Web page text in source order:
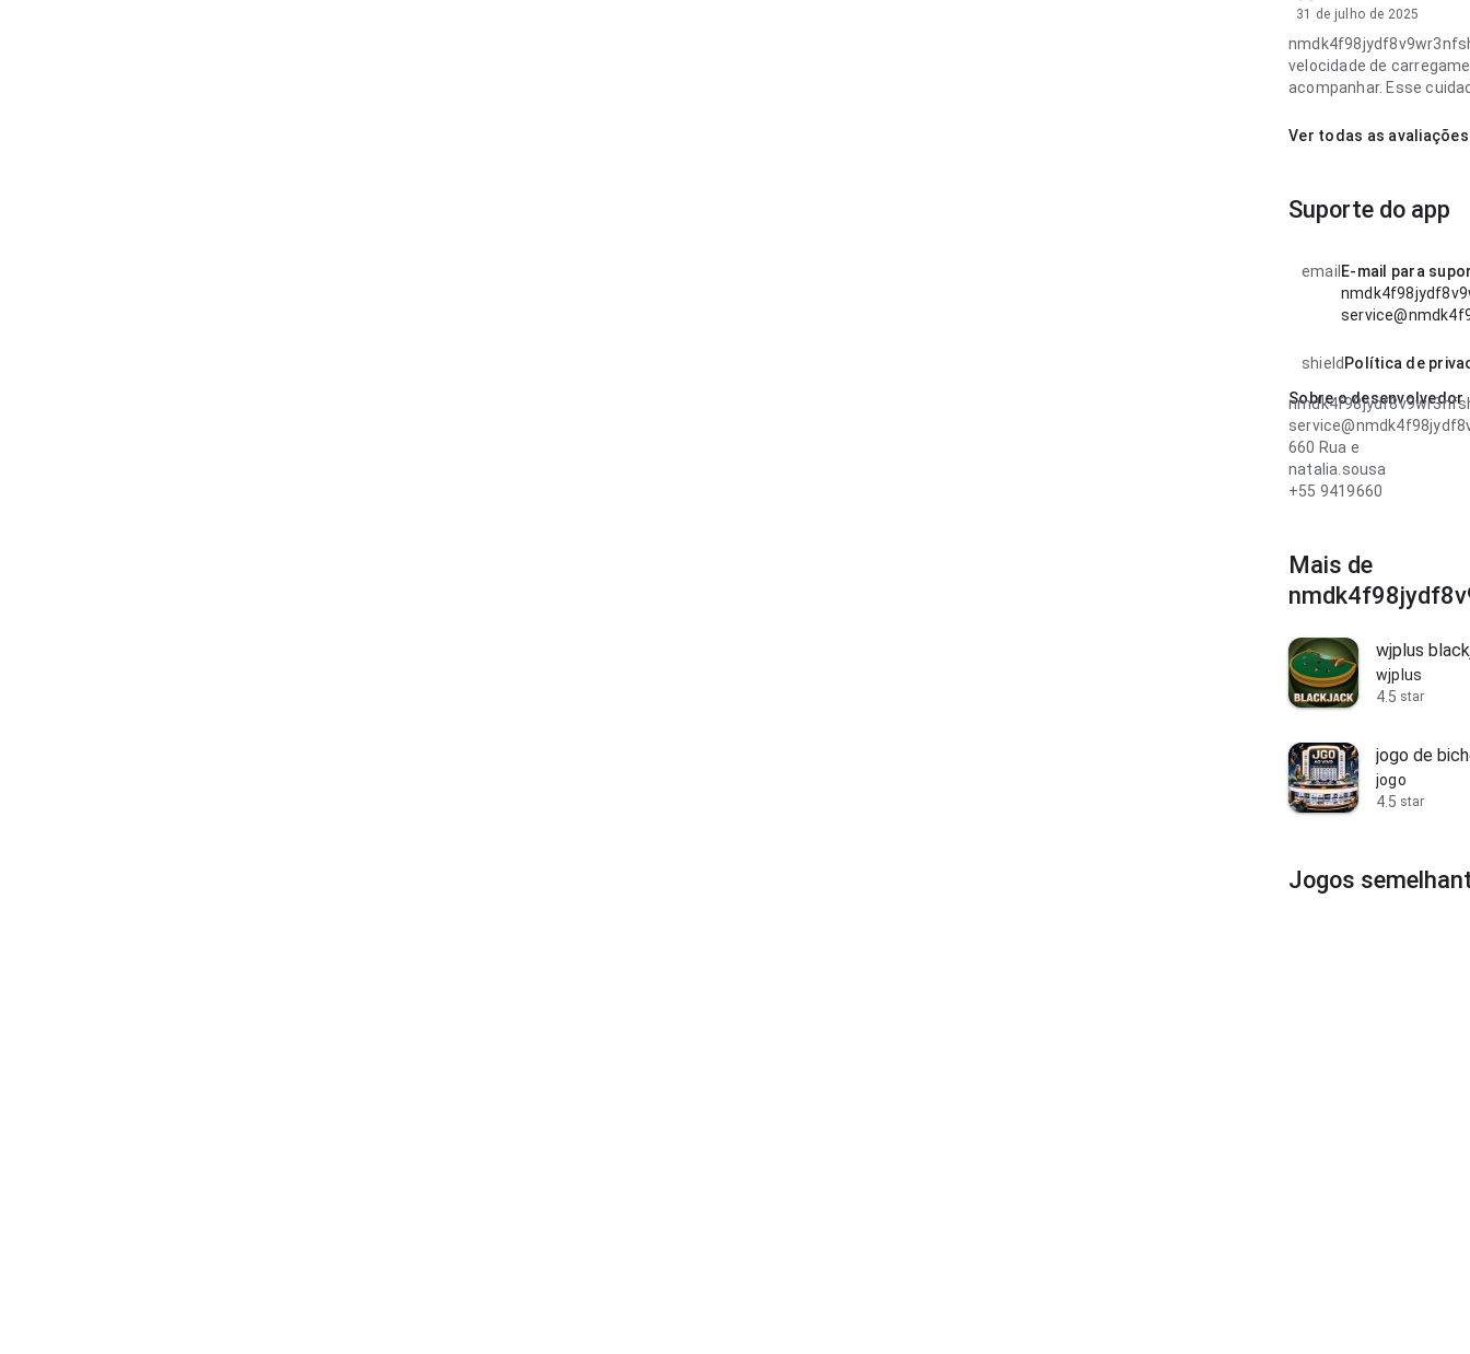
31 de julho de 2025
velocidade de
acompanhar. Esse
Ver todas as avaliações
Suporte do app
email E-mail para
shield Política de
Sobre o desenvolvedor
660 Rua e
natalia.sousa
+55 9419660
Mais de
wjplus
wjplus
4.5 star
jogo de
jogo
4.5 star
Jogos